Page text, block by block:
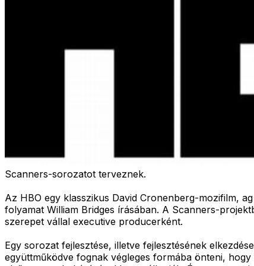
Scanners-sorozatot terveznek.
Az HBO egy klasszikus David Cronenberg-mozifilm,
folyamat William Bridges írásában. A Scanners-
szerepet vállal executive producerként.
Egy sorozat fejlesztése, illetve fejlesztésének
együttműködve fognak végleges formába önteni,